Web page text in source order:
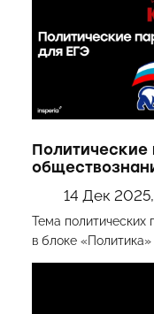
Политические
14 Дек
Тема политических
в блоке